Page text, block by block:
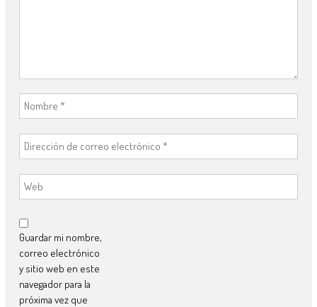
Guardar mi nombre,
correo electrónico
y sitio web en este
navegador para la
próxima vez que